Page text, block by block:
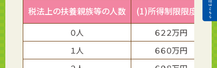
税法上の扶養親族等の人数 (1)所得制限限度額
０人
６２２万円
１人
６６０万円